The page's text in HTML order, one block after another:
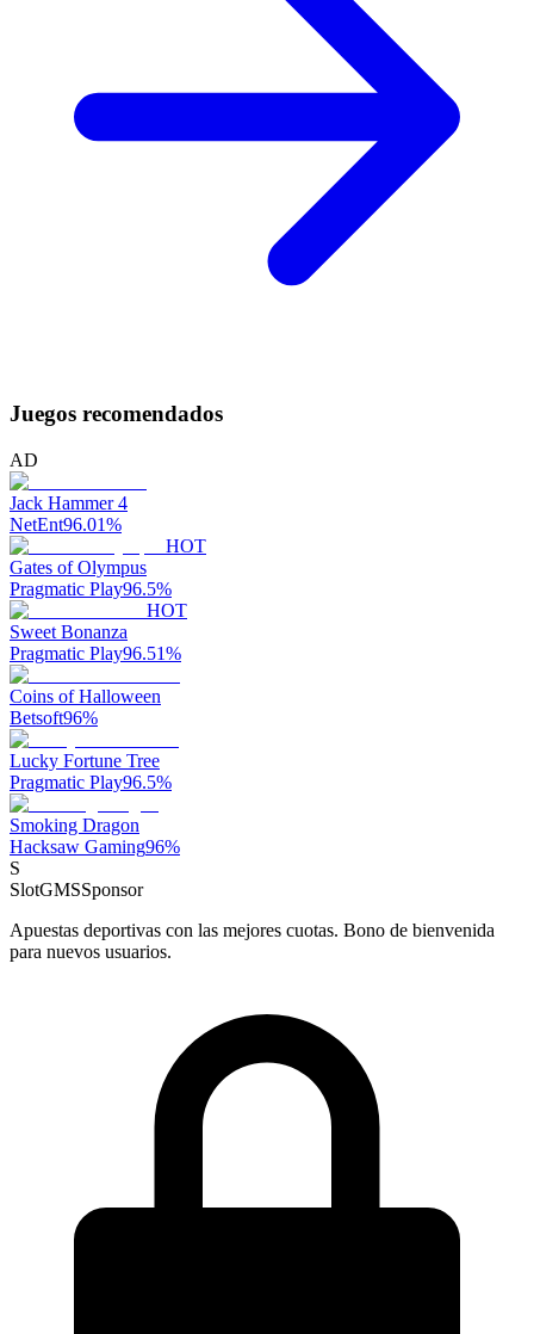
Juegos recomendados
AD
Jack Hammer 4
NetEnt96.01%
HOT
Gates of Olympus
Pragmatic Play96.5%
HOT
Sweet Bonanza
Pragmatic Play96.51%
Coins of Halloween
Betsoft96%
Lucky Fortune Tree
Pragmatic Play96.5%
Smoking Dragon
Hacksaw Gaming96%
S
SlotGMSSponsor
Apuestas deportivas con las mejores cuotas. Bono de bienvenida
para nuevos usuarios.